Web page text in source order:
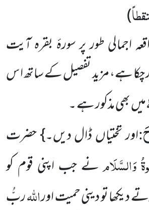
)
اجمالی طور پر سورۂ بقرہ آیت
گزر چکا ہے، مزید تفصیل کے ساتھ ا س
میں بھی مذکور ہے ۔
:اور تختیاں ڈال دیں۔} حضرت
وَالسَّلَامنے جب اپنی قوم کو
دیکھا تو دینی حمیت اوراللہربُّ